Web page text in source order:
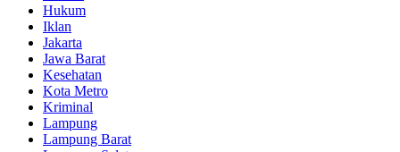
Hukum
Iklan
Jakarta
Jawa Barat
Kesehatan
Kota Metro
Kriminal
Lampung
Lampung Barat